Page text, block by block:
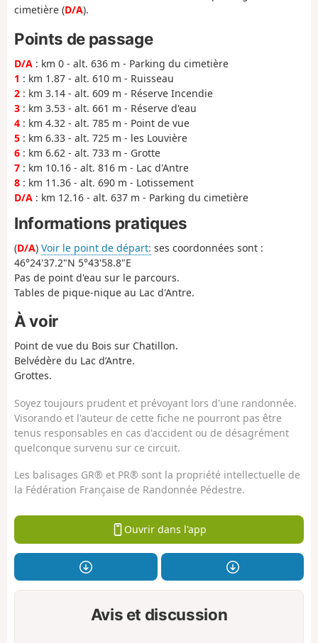
cimetière (D/A).
Points de passage
D/A : km 0 - alt. 636 m - Parking du cimetière
1 : km 1.87 - alt. 610 m - Ruisseau
2 : km 3.14 - alt. 609 m - Réserve Incendie
3 : km 3.53 - alt. 661 m - Réserve d'eau
4 : km 4.32 - alt. 785 m - Point de vue
5 : km 6.33 - alt. 725 m - les Louvière
6 : km 6.62 - alt. 733 m - Grotte
7 : km 10.16 - alt. 816 m - Lac d'Antre
8 : km 11.36 - alt. 690 m - Lotissement
D/A : km 12.16 - alt. 637 m - Parking du cimetière
Informations pratiques
(D/A) Voir le point de départ: ses coordonnées sont :
46°24'37.2"N 5°43'58.8"E
Pas de point d'eau sur le parcours.
Tables de pique-nique au Lac d'Antre.
À voir
Point de vue du Bois sur Chatillon.
Belvédère du Lac d’Antre.
Grottes.
Soyez toujours prudent et prévoyant lors d'une randonnée.
Visorando et l'auteur de cette fiche ne pourront pas être
tenus responsables en cas d'accident ou de désagrément
quelconque survenu sur ce circuit.
Les balisages GR® et PR® sont la propriété intellectuelle de
la Fédération Française de Randonnée Pédestre.
Ouvrir dans l'app
Avis et discussion